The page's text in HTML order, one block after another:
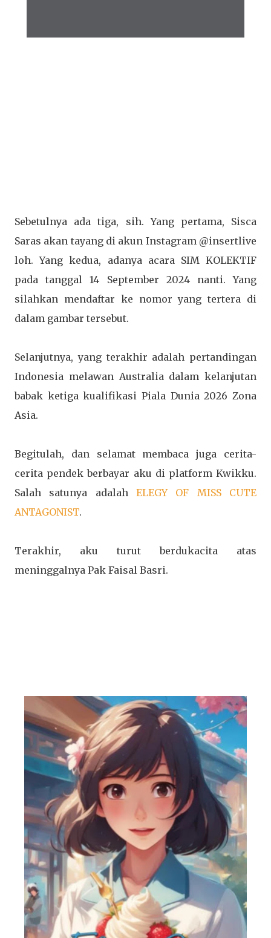
Sebetulnya ada tiga, sih. Yang pertama, Sisca
Saras akan tayang di akun Instagram @insertlive
loh. Yang kedua, adanya acara SIM KOLEKTIF
pada tanggal 14 September 2024 nanti. Yang
silahkan mendaftar ke nomor yang tertera di
dalam gambar tersebut.
Selanjutnya, yang terakhir adalah pertandingan
Indonesia melawan Australia dalam kelanjutan
babak ketiga kualifikasi Piala Dunia 2026 Zona
Asia.
Begitulah, dan selamat membaca juga cerita-
cerita pendek berbayar aku di platform Kwikku.
Salah satunya adalah ELEGY OF MISS CUTE
ANTAGONIST.
Terakhir, aku turut berdukacita atas
meninggalnya Pak Faisal Basri.